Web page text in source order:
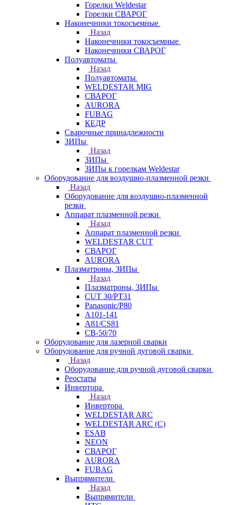
Горелки Weldestar
Горелки СВАРОГ
Наконечники токосъемные
Назад
Наконечники токосъемные
Наконечники СВАРОГ
Полуавтоматы
Назад
Полуавтоматы
WELDESTAR MIG
СВАРОГ
AURORA
FUBAG
КЕДР
Сварочные принадлежности
ЗИПы
Назад
ЗИПы
ЗИПы к горелкам Weldestar
Оборудование для воздушно-плазменной резки
Назад
Оборудование для воздушно-плазменной
резки
Аппарат плазменной резки
Назад
Аппарат плазменной резки
WELDESTAR CUT
СВАРОГ
AURORA
Плазматроны, ЗИПы
Назад
Плазматроны, ЗИПы
CUT 30/PT31
Panasonic/P80
А101-141
А81/CS81
СВ-50/70
Оборудование для лазерной сварки
Оборудование для ручной дуговой сварки
Назад
Оборудование для ручной дуговой сварки
Реостаты
Инвертора
Назад
Инвертора
WELDESTAR ARC
WELDESTAR ARC (С)
ESAB
NEON
СВАРОГ
AURORA
FUBAG
Выпрямители
Назад
Выпрямители